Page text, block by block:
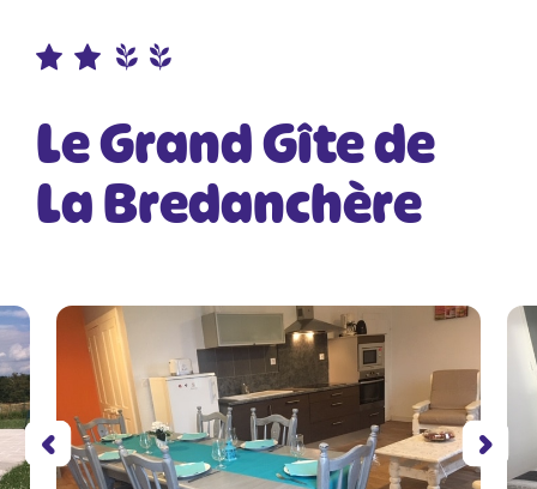
Le Grand Gîte de
La Bredanchère